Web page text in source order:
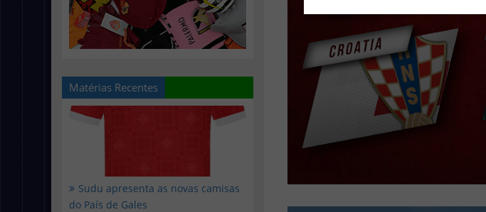
Matérias Recentes
Sudu apresenta as novas camisas
do País de Gales